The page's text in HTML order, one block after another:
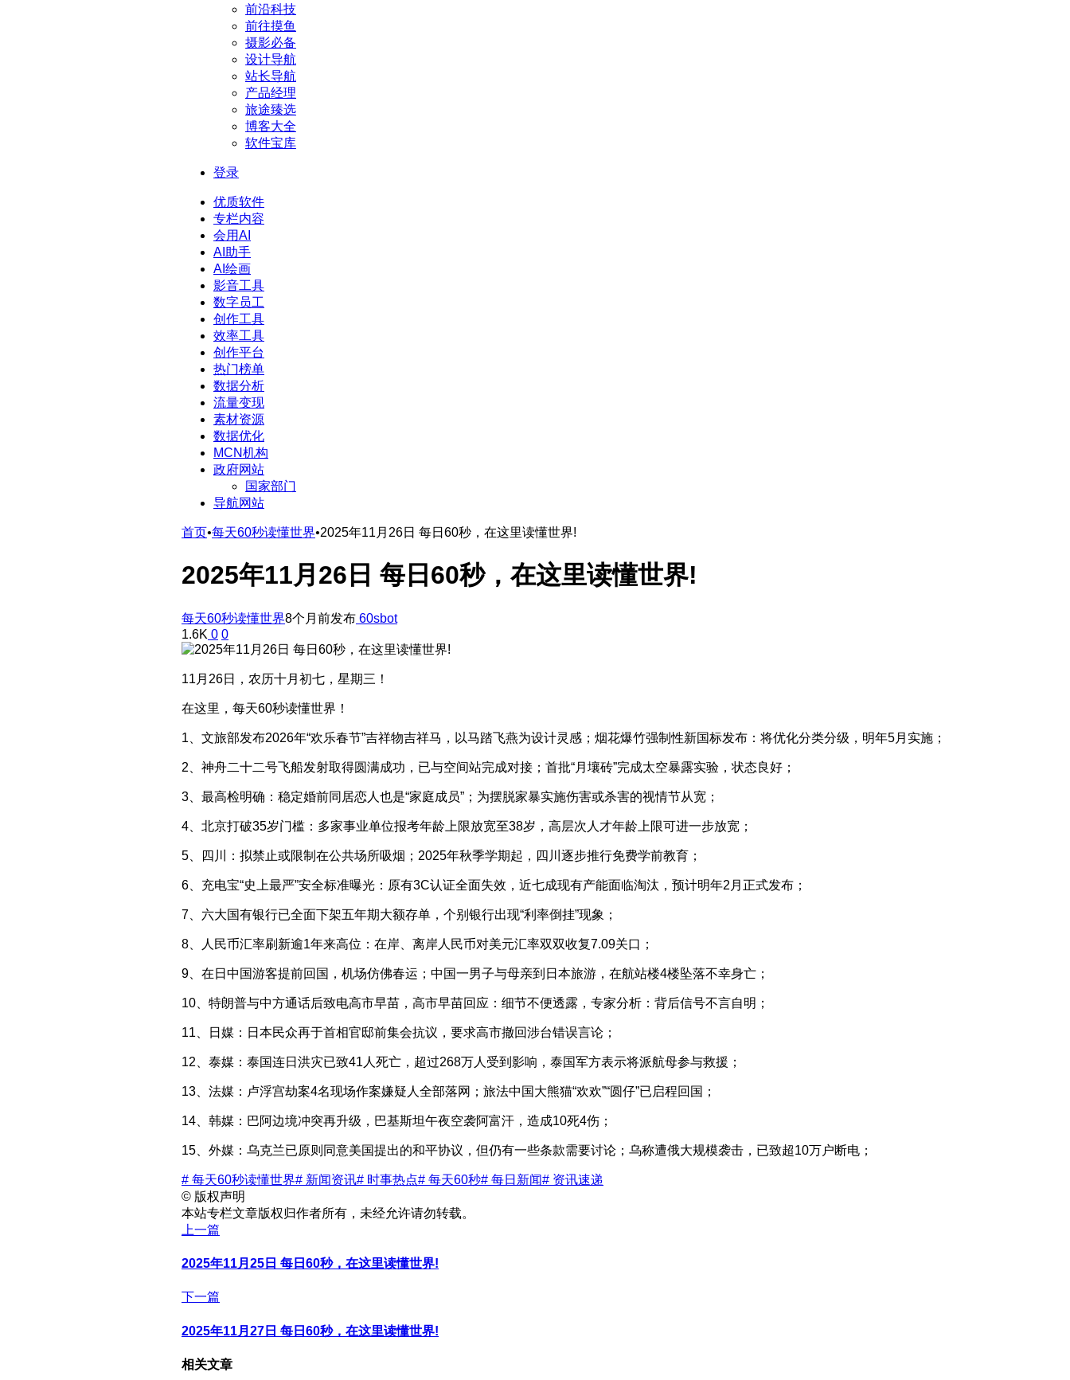
前沿科技
前往摸鱼
摄影必备
设计导航
站长导航
产品经理
旅途臻选
博客大全
软件宝库
登录
优质软件
专栏内容
会用AI
AI助手
AI绘画
影音工具
数字员工
创作工具
效率工具
创作平台
热门榜单
数据分析
流量变现
素材资源
数据优化
MCN机构
政府网站
国家部门
导航网站
首页•每天60秒读懂世界•2025年11月26日 每日60秒，在这里读懂世界!
2025年11月26日 每日60秒，在这里读懂世界!
每天60秒读懂世界8个月前发布 60sbot
1.6K 0 0
11月26日，农历十月初七，星期三！
在这里，每天60秒读懂世界！
1、文旅部发布2026年“欢乐春节”吉祥物吉祥马，以马踏飞燕为设计灵感；烟花爆竹强制性新国标发布：将优化分类分级，明年5月实施；
2、神舟二十二号飞船发射取得圆满成功，已与空间站完成对接；首批“月壤砖”完成太空暴露实验，状态良好；
3、最高检明确：稳定婚前同居恋人也是“家庭成员”；为摆脱家暴实施伤害或杀害的视情节从宽；
4、北京打破35岁门槛：多家事业单位报考年龄上限放宽至38岁，高层次人才年龄上限可进一步放宽；
5、四川：拟禁止或限制在公共场所吸烟；2025年秋季学期起，四川逐步推行免费学前教育；
6、充电宝“史上最严”安全标准曝光：原有3C认证全面失效，近七成现有产能面临淘汰，预计明年2月正式发布；
7、六大国有银行已全面下架五年期大额存单，个别银行出现“利率倒挂”现象；
8、人民币汇率刷新逾1年来高位：在岸、离岸人民币对美元汇率双双收复7.09关口；
9、在日中国游客提前回国，机场仿佛春运；中国一男子与母亲到日本旅游，在航站楼4楼坠落不幸身亡；
10、特朗普与中方通话后致电高市早苗，高市早苗回应：细节不便透露，专家分析：背后信号不言自明；
11、日媒：日本民众再于首相官邸前集会抗议，要求高市撤回涉台错误言论；
12、泰媒：泰国连日洪灾已致41人死亡，超过268万人受到影响，泰国军方表示将派航母参与救援；
13、法媒：卢浮宫劫案4名现场作案嫌疑人全部落网；旅法中国大熊猫“欢欢”“圆仔”已启程回国；
14、韩媒：巴阿边境冲突再升级，巴基斯坦午夜空袭阿富汗，造成10死4伤；
15、外媒：乌克兰已原则同意美国提出的和平协议，但仍有一些条款需要讨论；乌称遭俄大规模袭击，已致超10万户断电；
# 每天60秒读懂世界# 新闻资讯# 时事热点# 每天60秒# 每日新闻# 资讯速递
© 版权声明
本站专栏文章版权归作者所有，未经允许请勿转载。
上一篇
2025年11月25日 每日60秒，在这里读懂世界!
下一篇
2025年11月27日 每日60秒，在这里读懂世界!
相关文章